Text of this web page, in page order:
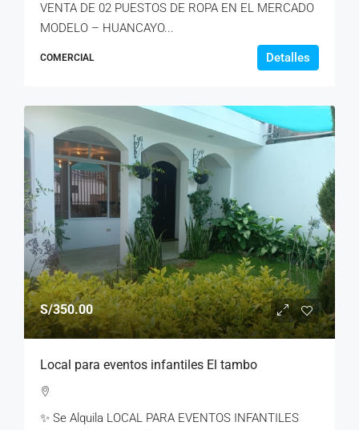
VENTA DE 02 PUESTOS DE ROPA EN EL MERCADO
MODELO – HUANCAYO...
COMERCIAL Detalles
S/350.00
Local para eventos infantiles El tambo
✨ Se Alquila LOCAL PARA EVENTOS INFANTILES